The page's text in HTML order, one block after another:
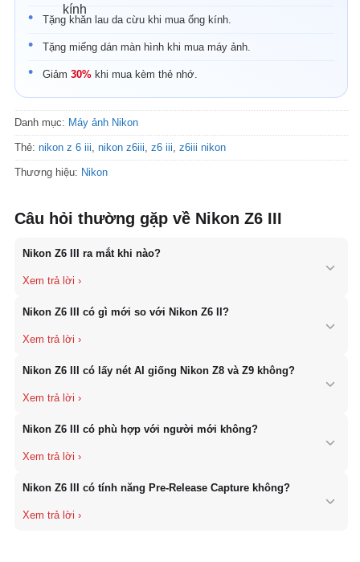
Tặng khăn lau da cừu khi mua ống kính.
Tặng miếng dán màn hình khi mua máy ảnh.
Giảm 30% khi mua kèm thẻ nhớ.
Danh mục: Máy ảnh Nikon
Thẻ: nikon z 6 iii, nikon z6iii, z6 iii, z6iii nikon
Thương hiệu: Nikon
Câu hỏi thường gặp về Nikon Z6 III
Nikon Z6 III ra mắt khi nào?
hệ thứ ba của dòng Z6, được nâng cấp mạnh mẽ với cảm biến
Partially Stacked CMOS, bộ xử lý EXPEED 7 và khả năng quay
Nikon Z6 III có gì mới so với Nikon Z6 II?
Partially Stacked CMOS hoàn toàn mới, bộ xử lý EXPEED 7, hệ
thống lấy nét AI từ Z8/Z9, EVF 5,76 triệu điểm sáng 4.000 nits,
Nikon Z6 III có lấy nét AI giống Nikon Z8 và Z9 không?
diện chủ thể AI tương tự Nikon Z8 và Z9. Máy có khả năng nhận
diện người, động vật, chim, ô tô, xe máy, máy bay… và theo dõi
Nikon Z6 III có phù hợp với người mới không?
nghiệp.Máy sở hữu nhiều tính năng cao cấp về chụp ảnh và
quay video, thích hợp cho người muốn đầu tư lâu dài hoặc nâng
Nikon Z6 III có tính năng Pre-Release Capture không?